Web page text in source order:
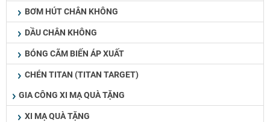
BƠM HÚT CHÂN KHÔNG
DẦU CHÂN KHÔNG
BÓNG CÃM BIẾN ÁP XUẤT
CHÉN TITAN (TITAN TARGET)
GIA CÔNG XI MẠ QUÀ TẶNG
XI MẠ QUÀ TẶNG